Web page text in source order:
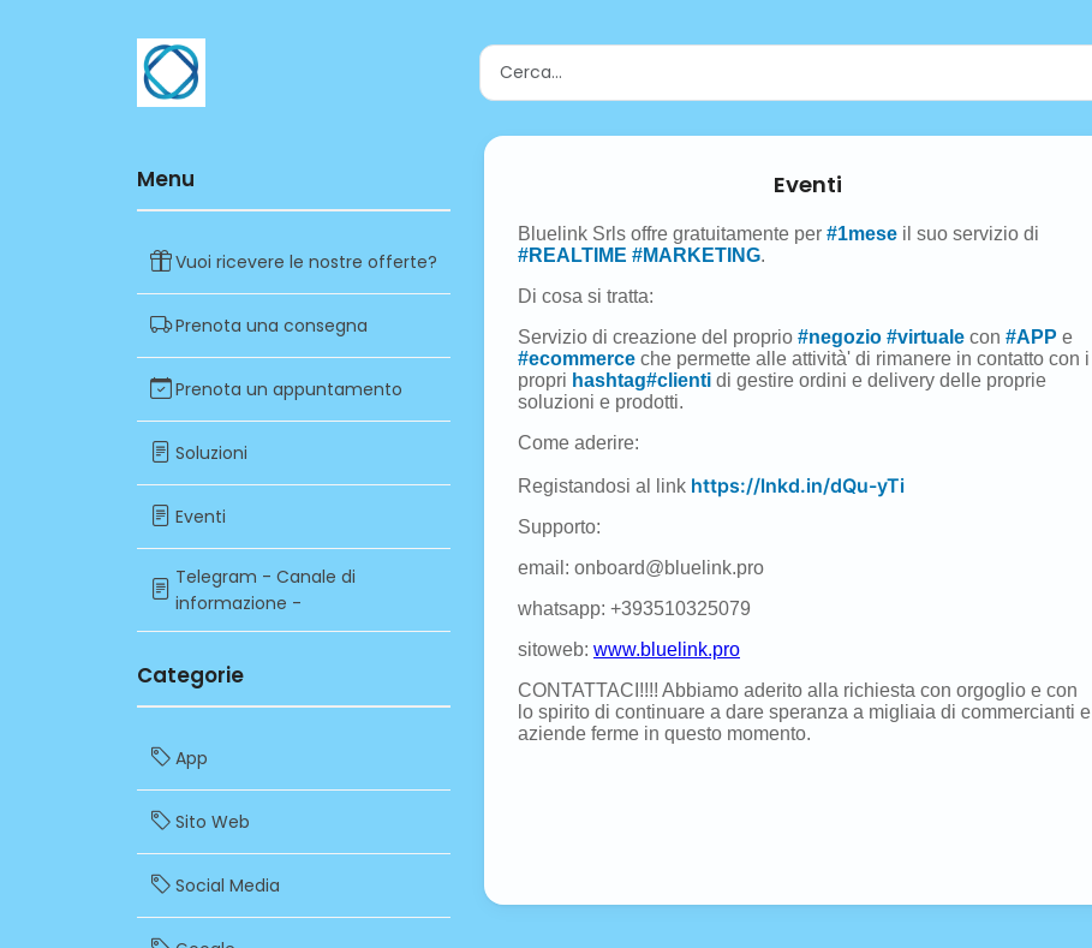
Menu
Vuoi ricevere le nostre offerte?
Prenota una consegna
Prenota un appuntamento
Soluzioni
Eventi
Telegram - Canale di
informazione -
Categorie
App
Sito Web
Social Media
Eventi